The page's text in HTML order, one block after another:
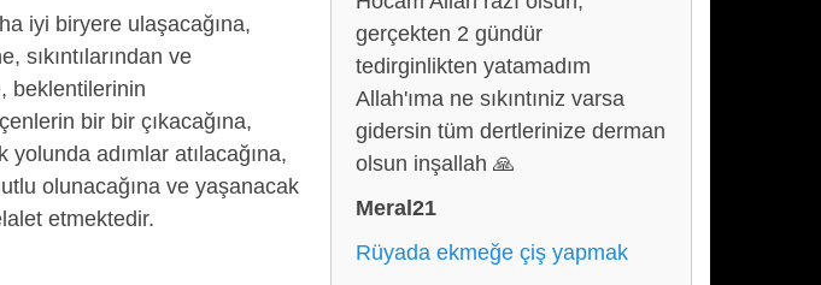
iyi biryere ulaşacağına,
sıkıntılarından ve
beklentilerinin
bir bir çıkacağına,
adımlar atılacağına,
olunacağına ve yaşanacak
etmektedir.
gerçekten 2 gündür
tedirginlikten yatamadım
Allah'ıma ne sıkıntıniz varsa
gidersin tüm dertlerinize derman
olsun inşallah 🙏
Meral21
Rüyada ekmeğe çiş yapmak